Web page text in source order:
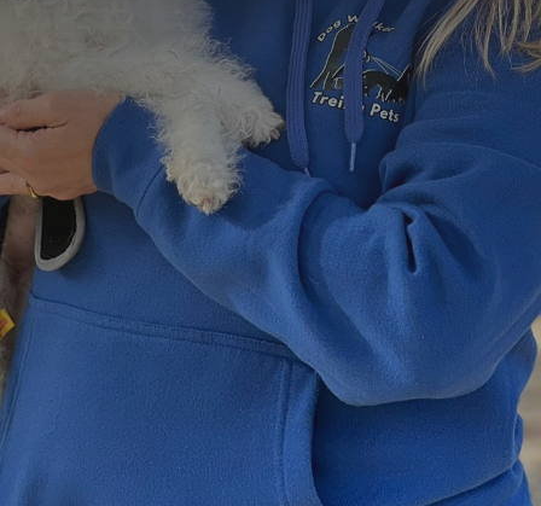
15 + 1 = Enviar